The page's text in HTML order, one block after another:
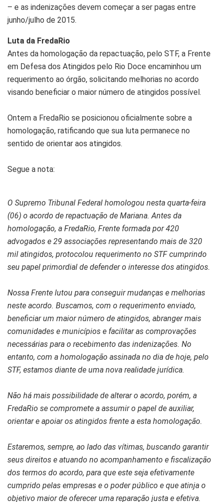
– e as indenizações devem começar a ser pagas entre
junho/julho de 2015.
Luta da FredaRio
Antes da homologação da repactuação, pelo STF, a Frente
em Defesa dos Atingidos pelo Rio Doce encaminhou um
requerimento ao órgão, solicitando melhorias no acordo
visando beneficiar o maior número de atingidos possível.
Ontem a FredaRio se posicionou oficialmente sobre a
homologação, ratificando que sua luta permanece no
sentido de orientar aos atingidos.
Segue a nota:
O Supremo Tribunal Federal homologou nesta quarta-feira
(06) o acordo de repactuação de Mariana. Antes da
homologação, a FredaRio, Frente formada por 420
advogados e 29 associações representando mais de 320
mil atingidos, protocolou requerimento no STF cumprindo
seu papel primordial de defender o interesse dos atingidos.
Nossa Frente lutou para conseguir mudanças e melhorias
neste acordo. Buscamos, com o requerimento enviado,
beneficiar um maior número de atingidos, abranger mais
comunidades e municípios e facilitar as comprovações
necessárias para o recebimento das indenizações. No
entanto, com a homologação assinada no dia de hoje, pelo
STF, estamos diante de uma nova realidade jurídica.
Não há mais possibilidade de alterar o acordo, porém, a
FredaRio se compromete a assumir o papel de auxiliar,
orientar e apoiar os atingidos frente a esta homologação.
Estaremos, sempre, ao lado das vítimas, buscando garantir
seus direitos e atuando no acompanhamento e fiscalização
dos termos do acordo, para que este seja efetivamente
cumprido pelas empresas e o poder público e que atinja o
objetivo maior de oferecer uma reparação justa e efetiva.